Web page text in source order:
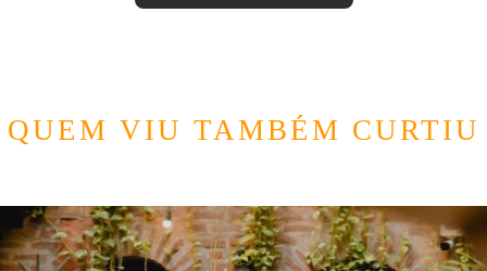
QUEM VIU TAMBÉM CURTIU